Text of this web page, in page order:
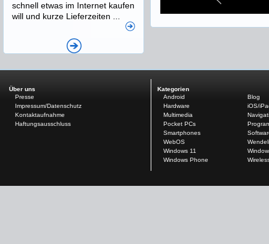
schnell etwas im Internet kaufen
will und kurze Lieferzeiten ...
Über uns
Presse
Impressum/Datenschutz
Kontaktaufnahme
Haftungsausschluss
Kategorien
Android
Blog
Hardware
iOS/
Multimedia
Pocket PCs
Smartphones
WebOS
Windows 11
Windows Phone